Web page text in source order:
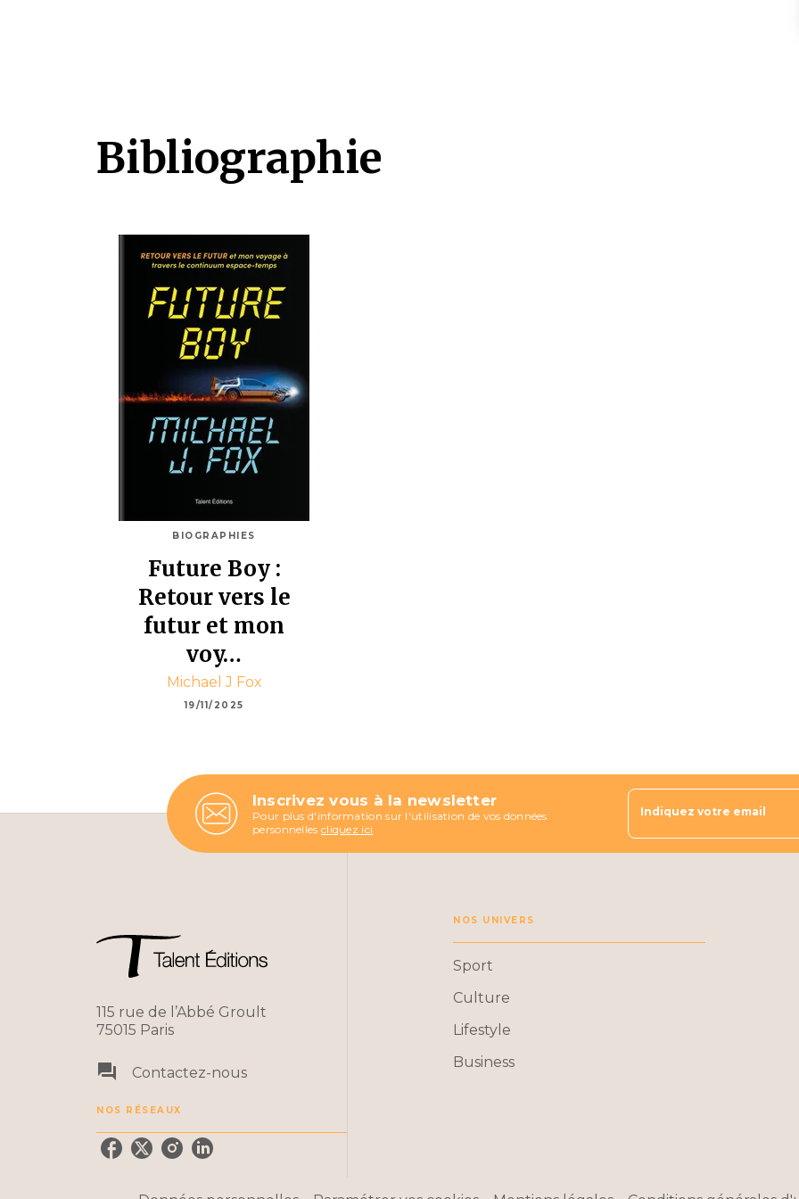
Bibliographie
BIOGRAPHIES
Future Boy :
Retour vers le
futur et mon
voy…
Michael J Fox
19/11/2025
Inscrivez vous à la newsletter
Pour plus d'information sur l'utilisation de vos données
personnelles cliquez ici
Indiquez votre email
115 rue de l’Abbé Groult
75015 Paris
question_answer Contactez-nous
NOS RÉSEAUX
NOS UNIVERS
Sport
Culture
Lifestyle
Business